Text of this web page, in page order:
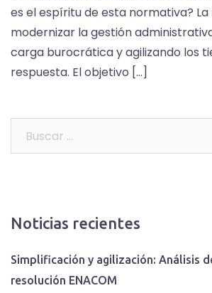
es el espíritu de esta normativa?
modernizar la gestión
carga burocrática y agilizando los
respuesta. El objetivo […]
Noticias recientes
Simplificación y agilización: Análisis
resolución ENACOM